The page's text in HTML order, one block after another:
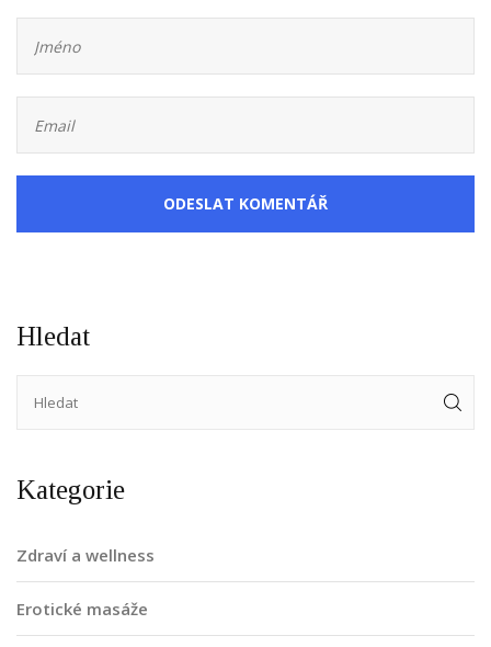
ODESLAT KOMENTÁŘ
Hledat
Kategorie
Zdraví a wellness
Erotické masáže